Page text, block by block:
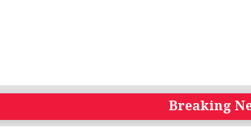
Breaking